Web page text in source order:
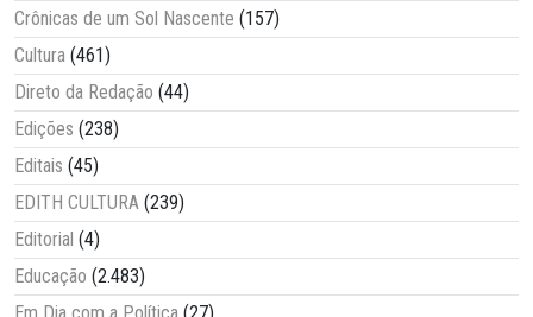
Crônicas de um Sol Nascente (157)
Cultura (461)
Direto da Redação (44)
Edições (238)
Editais (45)
EDITH CULTURA (239)
Editorial (4)
Educação (2.483)